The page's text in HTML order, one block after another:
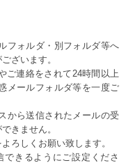
フォルダ・別フォルダ等へ
ざいます。
ご連絡をされて24時間以上
メールフォルダ等を一度ご
から送信されたメールの受
きません。
ろしくお願い致します。
できるようにご設定くださ